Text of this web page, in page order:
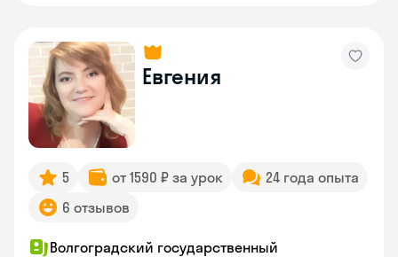
Евгения
5 от 1590 ₽ за урок
24 года опыта
6 отзывов
Волгоградский государственный